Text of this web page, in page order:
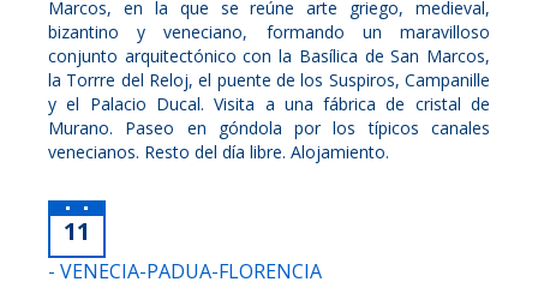
Marcos, en la que se reúne arte griego, medieval,
bizantino y veneciano, formando un maravilloso
conjunto arquitectónico con la Basílica de San Marcos,
la Torrre del Reloj, el puente de los Suspiros, Campanille
y el Palacio Ducal. Visita a una fábrica de cristal de
Murano. Paseo en góndola por los típicos canales
venecianos. Resto del día libre. Alojamiento.
11
- VENECIA-PADUA-FLORENCIA